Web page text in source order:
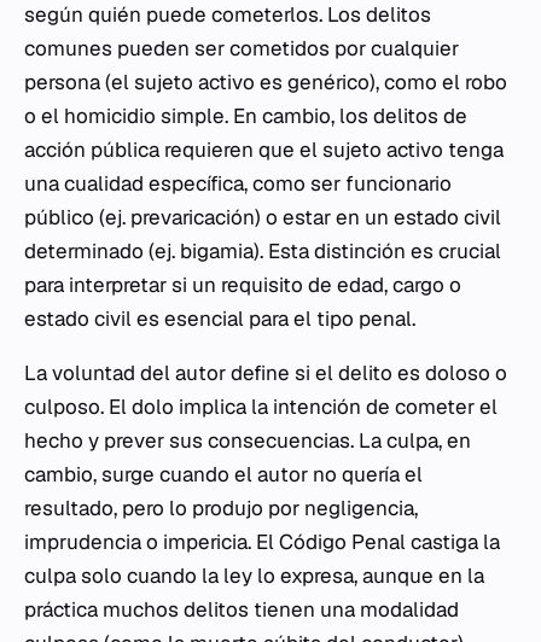
según quién puede cometerlos. Los delitos
comunes pueden ser cometidos por cualquier
persona (el sujeto activo es genérico), como el robo
o el homicidio simple. En cambio, los delitos de
acción pública requieren que el sujeto activo tenga
una cualidad específica, como ser funcionario
público (ej. prevaricación) o estar en un estado civil
determinado (ej. bigamia). Esta distinción es crucial
para interpretar si un requisito de edad, cargo o
estado civil es esencial para el tipo penal.
La voluntad del autor define si el delito es doloso o
culposo. El dolo implica la intención de cometer el
hecho y prever sus consecuencias. La culpa, en
cambio, surge cuando el autor no quería el
resultado, pero lo produjo por negligencia,
imprudencia o impericia. El Código Penal castiga la
culpa solo cuando la ley lo expresa, aunque en la
práctica muchos delitos tienen una modalidad